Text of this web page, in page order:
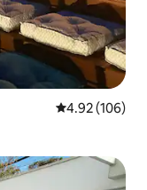
औसत रेटिंग 5 में से
4.92 (106)